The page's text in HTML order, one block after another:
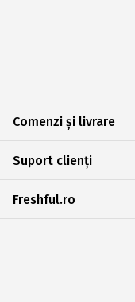
Comenzi și livrare
Suport clienți
Freshful.ro